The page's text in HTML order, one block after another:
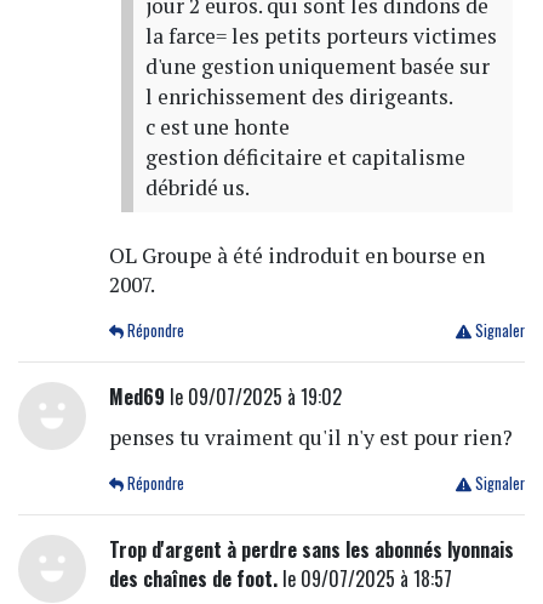
la farce= les petits porteurs victimes
d'une gestion uniquement basée sur
l enrichissement des dirigeants.
c est une honte
gestion déficitaire et capitalisme
débridé us.
OL Groupe à été indroduit en bourse en
2007.
Signaler
Répondre
Med69 le 09/07/2025 à 19:02
penses tu vraiment qu'il n'y est pour rien?
Signaler
Répondre
Trop d'argent à perdre sans les abonnés lyonnais
des chaînes de foot.le 09/07/2025 à 18:57